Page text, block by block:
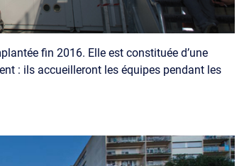
fin 2016. Elle est constituée d’une
: ils accueilleront les équipes pendant les